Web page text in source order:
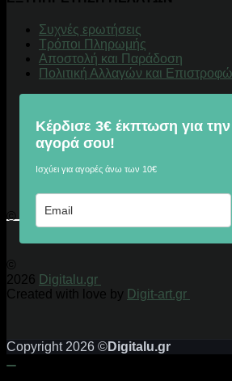
Συχνές ερωτήσεις
Τρόποι Πληρωμής
Αποστολή και Παράδοση
Πολιτική Αλλαγών και
Κέρδισε 3€ έκπτωση για
αγορά σου!
Ισχύει για αγορές άνω των 10€
© 2026 Digitalu.gr
©
2026 Digitalu.gr
Created with love by Digit-art.gr
Copyright 2026 ©Digitalu.gr